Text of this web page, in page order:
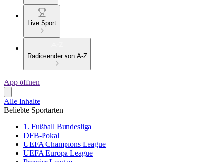
Live Sport
Radiosender von A-Z
App öffnen
Alle Inhalte
Beliebte Sportarten
1. Fußball Bundesliga
DFB-Pokal
UEFA Champions League
UEFA Europa League